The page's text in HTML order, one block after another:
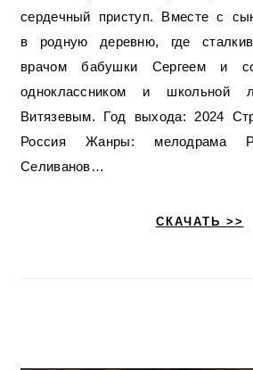
сердечный приступ. Вместе с
в родную деревню, где
врачом бабушки Сергеем и
одноклассником и школьной
Витязевым. Год выхода: 2024
Россия Жанры: мелодрама
Селиванов…
СКАЧАТЬ >>